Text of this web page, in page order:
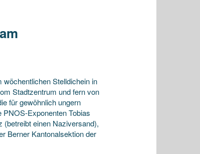
Stelldichein in
Stadtzentrum und fern von
für gewöhnlich ungern
Exponenten Tobias
einen Naziversand),
Berner Kantonalsektion der